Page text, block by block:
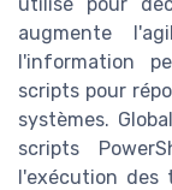
augmente
l'information
scripts pour
systèmes.
scripts
l'exécution des